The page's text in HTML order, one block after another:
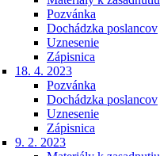
Pozvánka
Dochádzka poslancov
Uznesenie
Zápisnica
18. 4. 2023
Pozvánka
Dochádzka poslancov
Uznesenie
Zápisnica
9. 2. 2023